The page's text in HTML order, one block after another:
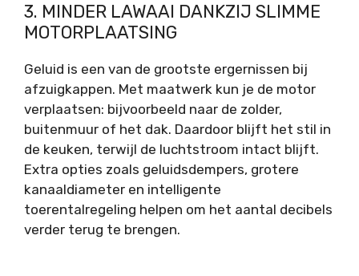
3. MINDER LAWAAI DANKZIJ SLIMME
MOTORPLAATSING
Geluid is een van de grootste ergernissen bij
afzuigkappen. Met maatwerk kun je de motor
verplaatsen: bijvoorbeeld naar de zolder,
buitenmuur of het dak. Daardoor blijft het stil in
de keuken, terwijl de luchtstroom intact blijft.
Extra opties zoals geluidsdempers, grotere
kanaaldiameter en intelligente
toerentalregeling helpen om het aantal decibels
verder terug te brengen.